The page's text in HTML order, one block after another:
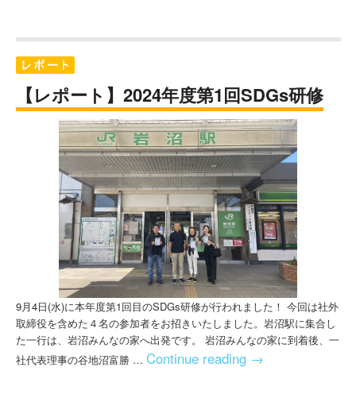
【レポート】2024年度第1回SDGs研修
9月4日(水)に本年度第1回目のSDGs研修が行われました！ 今回は社外
取締役を含めた４名の参加者をお招きいたしました。岩沼駅に集合し
た一行は、岩沼みんなの家へ出発です。 岩沼みんなの家に到着後、一
社代表理事の谷地沼富勝 … Continue reading →